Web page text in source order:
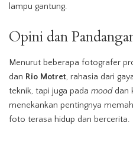
lampu gantung.
Opini dan
Menurut beberapa fotografer
dan Rio Motret, rahasia dari
teknik, tapi juga pada mooddan
menekankan pentingnya
foto terasa hidup dan bercerita.